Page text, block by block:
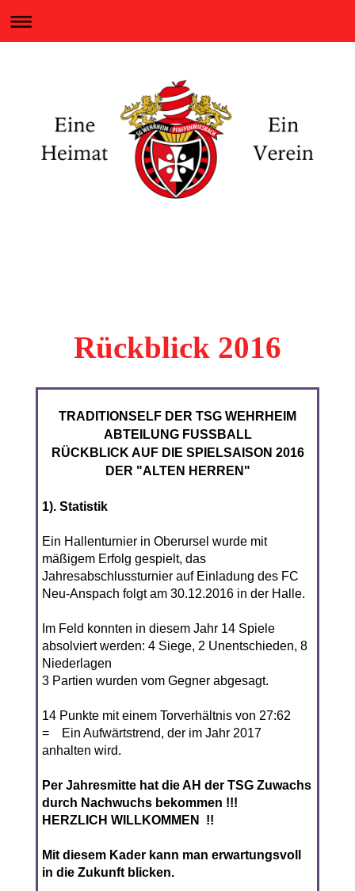
Rückblick 2016
TRADITIONSELF DER TSG WEHRHEIM
ABTEILUNG FUSSBALL
RÜCKBLICK AUF DIE SPIELSAISON 2016
DER "ALTEN HERREN"
1). Statistik
Ein Hallenturnier in Oberursel wurde mit
mäßigem Erfolg gespielt, das
Jahresabschlussturnier auf Einladung des FC
Neu-Anspach folgt am 30.12.2016 in der Halle.
Im Feld konnten in diesem Jahr 14 Spiele
absolviert werden: 4 Siege, 2 Unentschieden, 8
Niederlagen
3 Partien wurden vom Gegner abgesagt.
14 Punkte mit einem Torverhältnis von 27:62
= Ein Aufwärtstrend, der im Jahr 2017
anhalten wird.
Per Jahresmitte hat die AH der TSG Zuwachs
durch Nachwuchs bekommen !!!
HERZLICH WILLKOMMEN !!
Mit diesem Kader kann man erwartungsvoll
in die Zukunft blicken.